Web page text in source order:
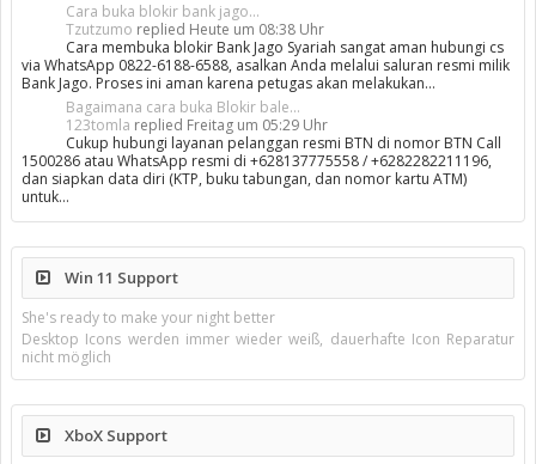
Cara buka blokir bank jago...
Tzutzumo replied Heute um 08:38 Uhr
Cara membuka blokir Bank Jago Syariah sangat aman hubungi cs
via WhatsApp 0822-6188-6588, asalkan Anda melalui saluran resmi milik
Bank Jago. Proses ini aman karena petugas akan melakukan…
Bagaimana cara buka Blokir bale...
123tomla replied Freitag um 05:29 Uhr
Cukup hubungi layanan pelanggan resmi BTN di nomor BTN Call
1500286 atau WhatsApp resmi di +628137775558 / +6282282211196,
dan siapkan data diri (KTP, buku tabungan, dan nomor kartu ATM)
untuk…
Win 11 Support
She's ready to make your night better
Desktop Icons werden immer wieder weiß, dauerhafte Icon Reparatur
nicht möglich
XboX Support